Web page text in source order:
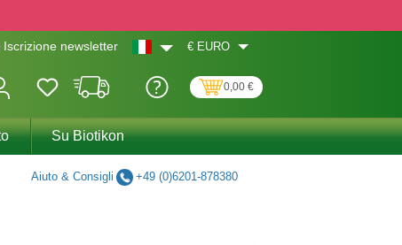
Iscrizione newsletter € EURO
0,00 €
Su Biotikon
Aiuto & Consigli +49 (0)6201-878380